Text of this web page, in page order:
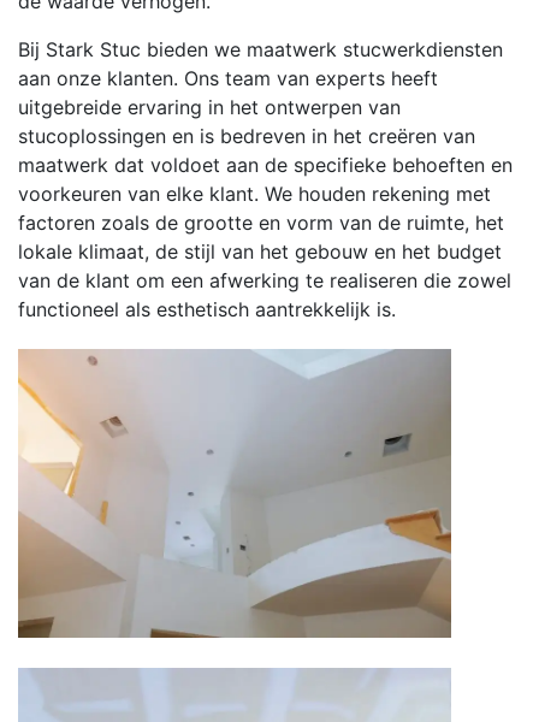
Bij Stark Stuc bieden we maatwerk stucwerkdiensten
aan onze klanten. Ons team van experts heeft
uitgebreide ervaring in het ontwerpen van
stucoplossingen en is bedreven in het creëren van
maatwerk dat voldoet aan de specifieke behoeften en
voorkeuren van elke klant. We houden rekening met
factoren zoals de grootte en vorm van de ruimte, het
lokale klimaat, de stijl van het gebouw en het budget
van de klant om een afwerking te realiseren die zowel
functioneel als esthetisch aantrekkelijk is.